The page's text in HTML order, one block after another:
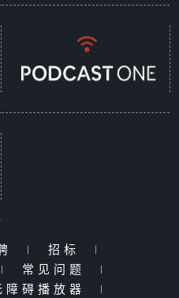
| 招标
|
| 常见问题
|
障碍播放器 |